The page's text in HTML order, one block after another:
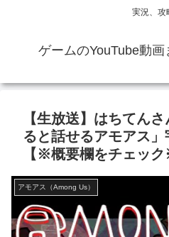
実況、攻
ゲームのYouTube動画
【生放送】はちてん
ると話せるアモアス」
【※概要欄をチェッ
アモアス（Among Us）